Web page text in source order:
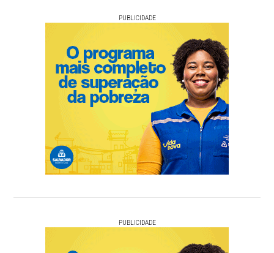
PUBLICIDADE
PUBLICIDADE